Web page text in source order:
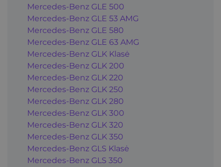
Mercedes-Benz GLE 500
Mercedes-Benz GLE 53 AMG
Mercedes-Benz GLE 580
Mercedes-Benz GLE 63 AMG
Mercedes-Benz GLK Klasė
Mercedes-Benz GLK 200
Mercedes-Benz GLK 220
Mercedes-Benz GLK 250
Mercedes-Benz GLK 280
Mercedes-Benz GLK 300
Mercedes-Benz GLK 320
Mercedes-Benz GLK 350
Mercedes-Benz GLS Klasė
Mercedes-Benz GLS 350